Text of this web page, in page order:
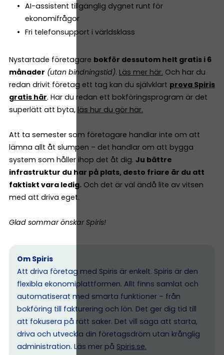
AI-assistent tillgänglig dygnet runt för
ekonomifrågor
Fri telefonsupport i världsklass
Nystartade företagare bokför dessutom helt gratis i 6
månader (utan bindningstid). Läs mer här. Och har du
redan drivit företag ett tag kan du självklart prova Spiris
gratis här. Har du redan ett bokföringsprogram är det
superlätt att byta, läs hur du gör här.
Att ta semester som företagare handlar inte om att
lämna allt åt slumpen – det handlar om att bygga
system som håller ihop det åt dig. Ju bättre
infrastruktur du har på plats, desto friare är du att
faktiskt vara ledig. Och det är väl ändå lite av vitsen
med att driva eget.
Glad sommar önskar Spiris!
Om Spiris
Att driva företag med Spiris är enkelt. Spiris är den
flexibla ekonomiplattformen. Allt finns samlat och
automatiserat med smarta funktioner – från
bokföring till fakturering och lön. Det ger dig tid till
att fokusera på rätt saker. Det vill säga att starta,
driva och utveckla din företagsdröm utan krånglig
administration. Läs mer på Spiris.se.